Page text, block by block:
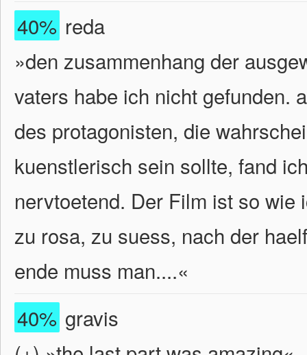
40% reda
»den zusammenhang der
vaters habe ich nicht gefunden.
des protagonisten, die
kuenstlerisch sein sollte, fand
nervtoetend. Der Film ist so
zu rosa, zu suess, nach der
ende muss man....«
40% gravis